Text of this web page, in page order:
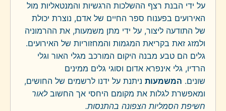
על ידי הבנת רצף ההשלכות הרגשיות והמנטאליות מול
האירועים בפענוח ספר החיים של אדם, נוצרת יכולת
של התודעה ליצור, על ידי מתן משמעות, את ההרמוניה
ולמזג זאת בקריאת המגמות והמחזוריות של האירועים.
גלים הם טבע מבנה היקום המורכב מגלי האור וגלי
הרדיו, גלי אינפרא אדום וסוגי גלים ממינים
שונים. המשמעות ניתנת על ידנו לרשמים של החושים,
ומאפשרת לגלות את מקומם היחסי אך החשובלאור
חשיפת הסמליות הצפונה בהתנסות.